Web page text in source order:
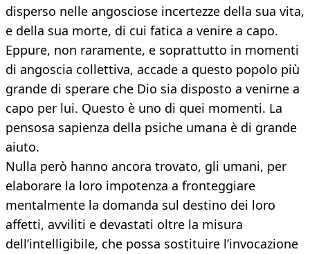
disperso nelle angosciose incertezze della sua vita,
e della sua morte, di cui fatica a venire a capo.
Eppure, non raramente, e soprattutto in momenti
di angoscia collettiva, accade a questo popolo più
grande di sperare che Dio sia disposto a venirne a
capo per lui. Questo è uno di quei momenti. La
pensosa sapienza della psiche umana è di grande
aiuto.
Nulla però hanno ancora trovato, gli umani, per
elaborare la loro impotenza a fronteggiare
mentalmente la domanda sul destino dei loro
affetti, avviliti e devastati oltre la misura
dell’intelligibile, che possa sostituire l’invocazione